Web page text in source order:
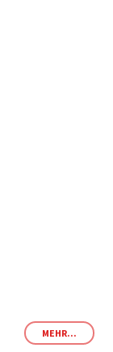
MEHR...